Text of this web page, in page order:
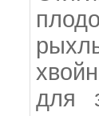
для